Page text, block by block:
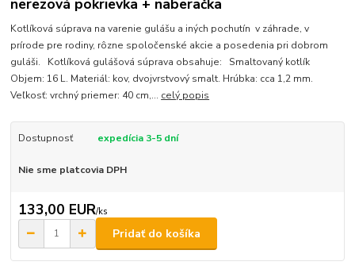
nerezová pokrievka + naberačka
Kotlíková súprava na varenie gulášu a iných pochutín v záhrade, v
prírode pre rodiny, rôzne spoločenské akcie a posedenia pri dobrom
guláši. Kotlíková gulášová súprava obsahuje: Smaltovaný kotlík
Objem: 16 L. Materiál: kov, dvojvrstvový smalt. Hrúbka: cca 1,2 mm.
Veľkosť: vrchný priemer: 40 cm,... celý popis
Dostupnosť expedícia 3-5 dní
Nie sme platcovia DPH
133,00 EUR/ks
Pridať do košíka